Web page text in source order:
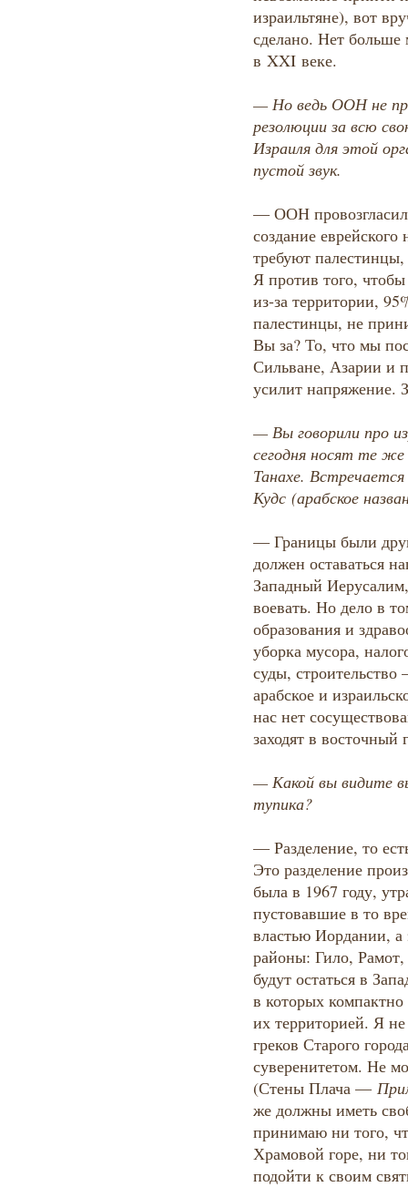
израильтяне), вот
сделано. Нет больше
в XXI веке.
— Но ведь ООН не
резолюции за всю
Израиля для этой
пустой звук.
— ООН
создание
требуют палестинцы,
Я против того,
из-за территории,
палестинцы, не
Вы за? То, что мы
Сильване, Азарии и
усилит напряжение.
— Вы говорили про
сегодня носят те же
Танахе.
Кудс (арабское
— Границы были
должен оставаться
Западный
воевать. Но дело в
образования и
уборка мусора,
суды,
арабское и
нас нет
заходят в восточный
— Какой вы видите
тупика?
— Разделение, то
Это разделение
была в 1967 году,
пустовавшие в то
властью Иордании,
районы: Гило,
будут остаться в
в которых
их территорией. Я
греков Старого
суверенитетом. Не
(Стены Плача —
же должны иметь
принимаю ни того,
Храмовой горе, ни
подойти к своим